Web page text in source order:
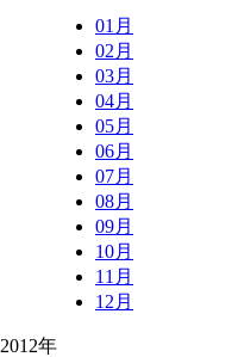
01月
02月
03月
04月
05月
06月
07月
08月
09月
10月
11月
12月
2012年